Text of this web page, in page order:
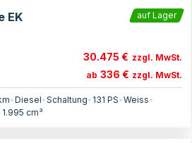
EK
auf Lager
30.475 € zzgl. MwSt.
ab 336 € zzgl. MwSt.
•Diesel•Schaltung• 131 PS•Weiss•
1.995 cm³